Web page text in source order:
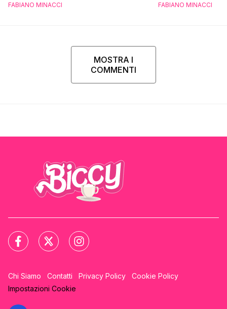
FABIANO MINACCI FABIANO MINACCI
MOSTRA I
COMMENTI
Chi Siamo Contatti Privacy Policy
Cookie Policy
Impostazioni Cookie